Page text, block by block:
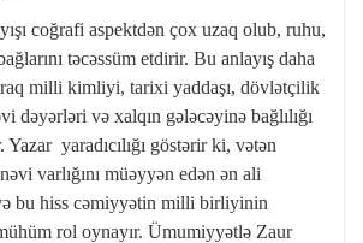
coğrafi aspektdən çox uzaq olub, ruhu,
təcəssüm etdirir. Bu anlayış daha
milli kimliyi, tarixi yaddaşı, dövlətçilik
dəyərləri və xalqın gələcəyinə bağlılığı
yaradıcılığı göstərir ki, vətən
varlığını müəyyən edən ən ali
bu hiss cəmiyyətin milli birliyinin
rol oynayır. Ümumiyyətlə Zaur